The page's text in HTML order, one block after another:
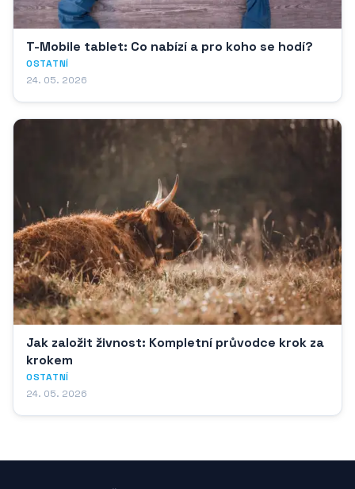
T-Mobile tablet: Co nabízí a pro koho se hodí?
OSTATNÍ
24. 05. 2026
Jak založit živnost: Kompletní průvodce krok za
krokem
OSTATNÍ
24. 05. 2026